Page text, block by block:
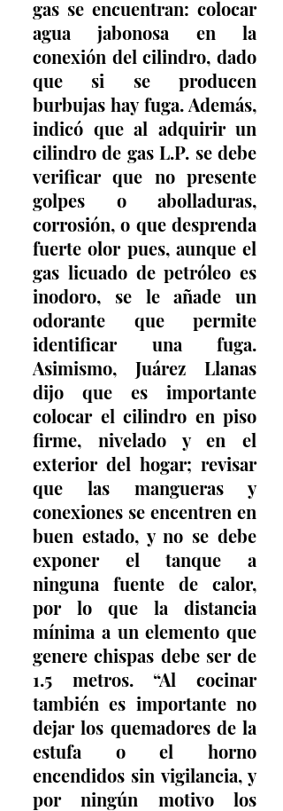
gas se encuentran: colocar
agua jabonosa en la
conexión del cilindro, dado
que si se producen
burbujas hay fuga. Además,
indicó que al adquirir un
cilindro de gas L.P. se debe
verificar que no presente
golpes o abolladuras,
corrosión, o que desprenda
fuerte olor pues, aunque el
gas licuado de petróleo es
inodoro, se le añade un
odorante que permite
identificar una fuga.
Asimismo, Juárez Llanas
dijo que es importante
colocar el cilindro en piso
firme, nivelado y en el
exterior del hogar; revisar
que las mangueras y
conexiones se encentren en
buen estado, y no se debe
exponer el tanque a
ninguna fuente de calor,
por lo que la distancia
mínima a un elemento que
genere chispas debe ser de
1.5 metros. “Al cocinar
también es importante no
dejar los quemadores de la
estufa o el horno
encendidos sin vigilancia, y
por ningún motivo los